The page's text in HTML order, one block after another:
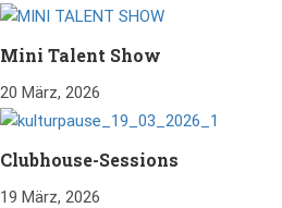
Mini Talent Show
20 März, 2026
Clubhouse-Sessions
19 März, 2026